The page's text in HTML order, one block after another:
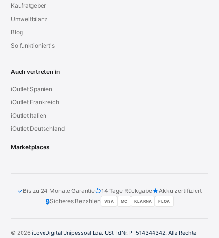
Kaufratgeber
Umweltbilanz
Blog
So funktioniert's
Auch vertreten in
iOutlet Spanien
iOutlet Frankreich
iOutlet Italien
iOutlet Deutschland
Marketplaces
✓Bis zu 24 Monate Garantie↺14 Tage Rückgabe★Akku zertifiziert
🔒Sicheres Bezahlen VISA MC KLARNA FLOA
© 2026iLoveDigital Unipessoal Lda. USt-IdNr. PT514344342. Alle Rechte